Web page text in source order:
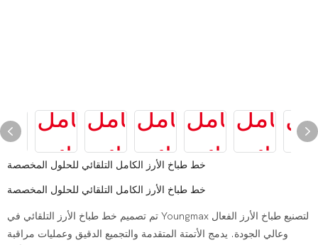
خط طباخ الأرز الكامل التلقائي للحلول المخصصة
خط طباخ الأرز الكامل التلقائي للحلول المخصصة
تم تصميم خط طباخ الأرز التلقائي في Youngmax لتصنيع طباخ الأرز الفعال
وعالي الجودة. يدمج الأتمتة المتقدمة والتجميع الدقيق وعمليات مراقبة